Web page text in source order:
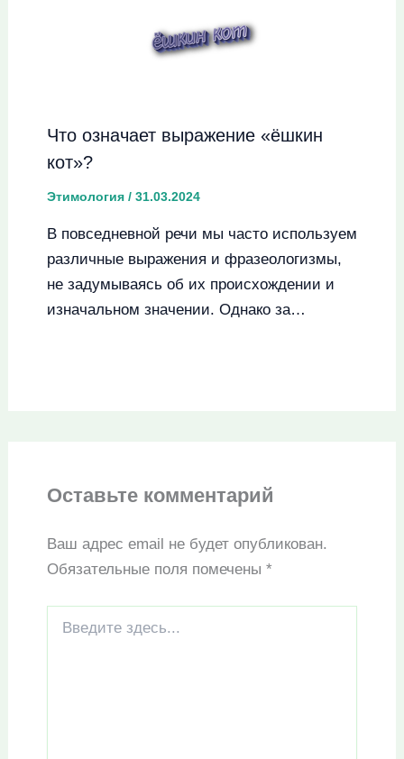
Что означает выражение «ёшкин
кот»?
Этимология/ 31.03.2024
В повседневной речи мы часто используем
различные выражения и фразеологизмы,
не задумываясь об их происхождении и
изначальном значении. Однако за…
Оставьте комментарий
Ваш адрес email не будет опубликован.
Обязательные поля помечены *
здесь...